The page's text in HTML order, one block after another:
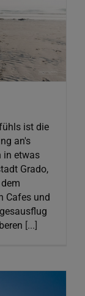
ist die
an's
in etwas
Grado,
Cafes und
[...]